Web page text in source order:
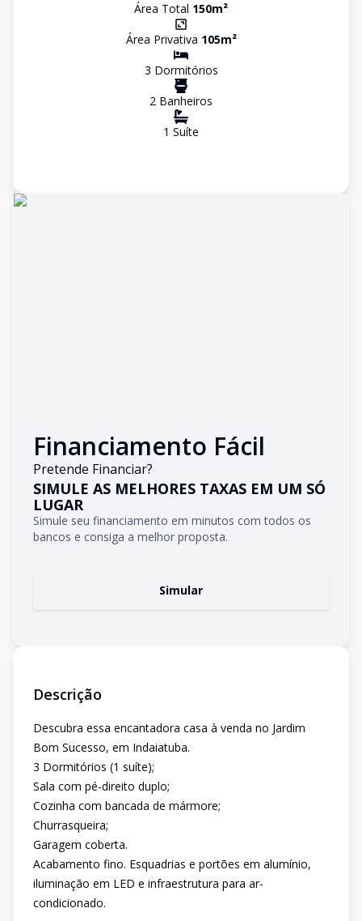
Área Total 150m²
Área Privativa 105m²
3 Dormitórios
2 Banheiros
1 Suíte
Financiamento Fácil
Pretende Financiar?
SIMULE AS MELHORES TAXAS EM UM SÓ
LUGAR
Simule seu financiamento em minutos com todos os
bancos e consiga a melhor proposta.
Simular
Descrição
Descubra essa encantadora casa à venda no Jardim
Bom Sucesso, em Indaiatuba.
3 Dormitórios (1 suíte);
Sala com pé-direito duplo;
Cozinha com bancada de mármore;
Churrasqueira;
Garagem coberta.
Acabamento fino. Esquadrias e portões em alumínio,
iluminação em LED e infraestrutura para ar-
condicionado.